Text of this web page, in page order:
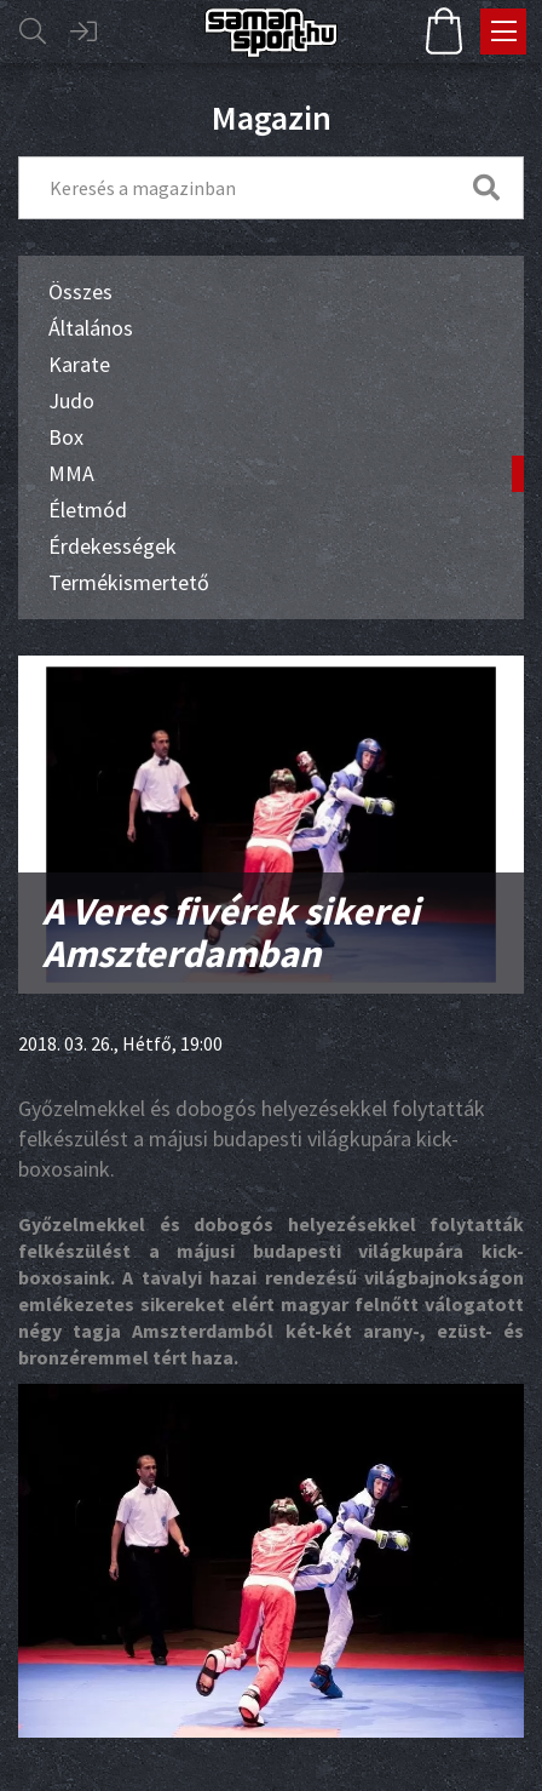
Magazin
Összes
Általános
Karate
Judo
Box
MMA
Életmód
Érdekességek
Termékismertető
A Veres fivérek sikerei
Amszterdamban
2018. 03. 26., Hétfő, 19:00
Győzelmekkel és dobogós helyezésekkel folytatták
felkészülést a májusi budapesti világkupára kick-
boxosaink.
Győzelmekkel és dobogós helyezésekkel folytatták
felkészülést a májusi budapesti világkupára kick-
boxosaink. A tavalyi hazai rendezésű világbajnokságon
emlékezetes sikereket elért magyar felnőtt válogatott
négy tagja Amszterdamból két-két arany-, ezüst- és
bronzéremmel tért haza.